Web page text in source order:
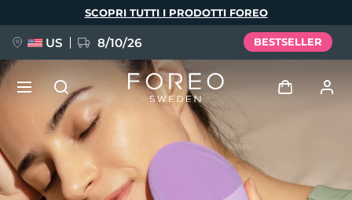
SCOPRI TUTTI I PRODOTTI FOREO
US 8/10/26 BESTSELLER
Profilo utente
NUOVO
BREAKING NEWS
Lingua